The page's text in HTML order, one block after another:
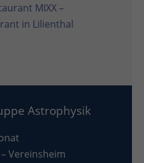
MIXX –
in Lilienthal
Astrophysik
Vereinsheim